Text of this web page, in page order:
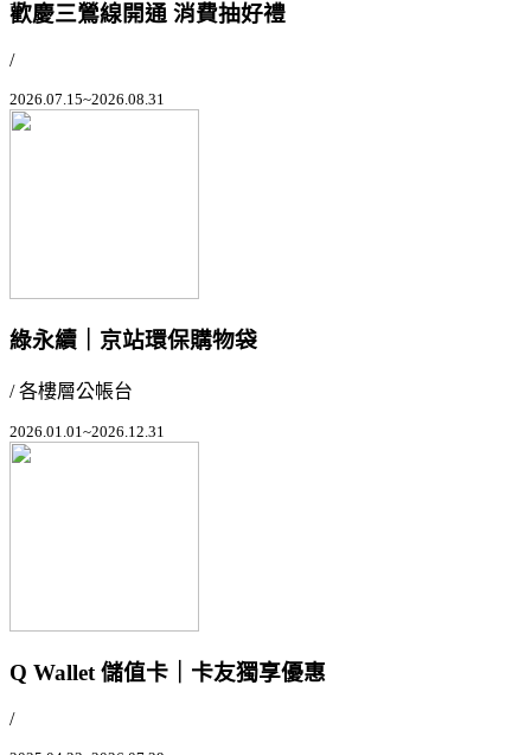
歡慶三鶯線開通 消費抽好禮
/
2026.07.15~2026.08.31
綠永續｜京站環保購物袋
/ 各樓層公帳台
2026.01.01~2026.12.31
Q Wallet 儲值卡｜卡友獨享優惠
/